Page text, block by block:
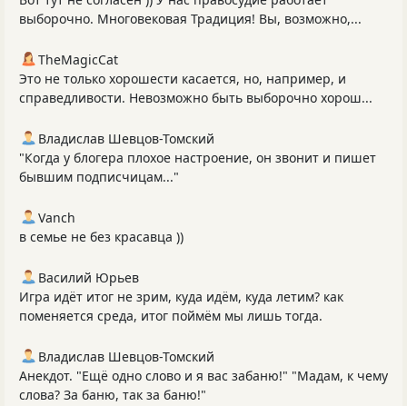
выборочно. Многовековая Традиция! Вы, возможно,...
TheMagicCat
Это не только хорошести касается, но, например, и
справедливости. Невозможно быть выборочно хорош...
Владислав Шевцов-Томский
"Когда у блогера плохое настроение, он звонит и пишет
бывшим подписчицам..."
Vanch
в семье не без красавца ))
Василий Юрьев
Игра идёт итог не зрим, куда идём, куда летим? как
поменяется среда, итог поймём мы лишь тогда.
Владислав Шевцов-Томский
Анекдот. "Ещё одно слово и я вас забаню!" "Мадам, к чему
слова? За баню, так за баню!"